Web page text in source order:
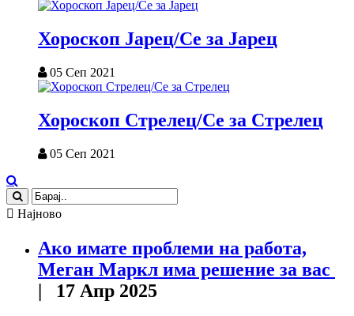
Хороскоп Јарец/Се за Јарец
05 Сеп 2021
Хороскоп Стрелец/Се за Стрелец
05 Сеп 2021
Најново
Ако имате проблеми на работа,
Меган Маркл има решение за вас
| 17 Апр 2025